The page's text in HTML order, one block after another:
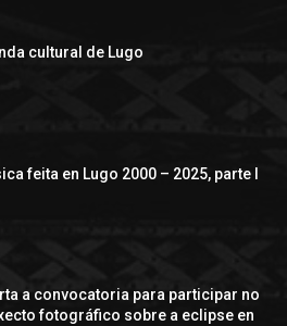
cultural de Lugo
feita en Lugo 2000 – 2025, parte I
a convocatoria para participar no
fotográfico sobre a eclipse en